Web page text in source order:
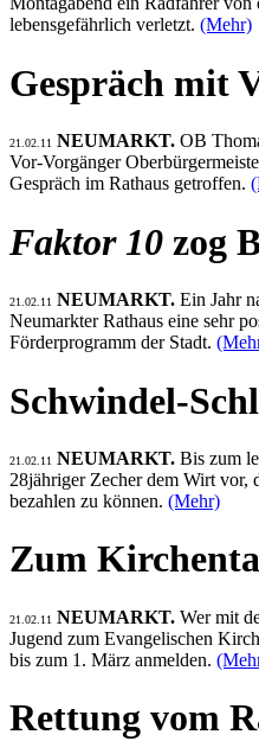
lebensgefährlich verletzt. (Mehr)
Gespräch mit
21.02.11 NEUMARKT. OB
Vor-Vorgänger
Gespräch im Rathaus getroffen.
Faktor 10 zog
21.02.11 NEUMARKT. Ein Jahr
Neumarkter Rathaus eine sehr
Förderprogramm der Stadt.
Schwindel-
21.02.11 NEUMARKT. Bis zum
28jähriger Zecher dem Wirt vor,
bezahlen zu können. (Mehr)
Zum
21.02.11 NEUMARKT. Wer mit
Jugend zum Evangelischen
bis zum 1. März anmelden.
Rettung vom